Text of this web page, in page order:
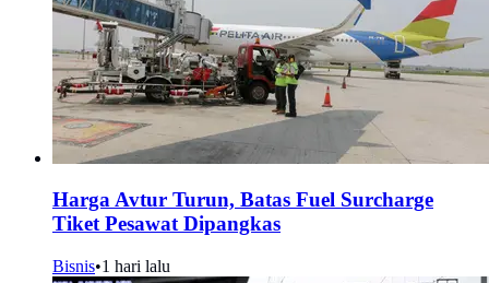
Harga Avtur Turun, Batas Fuel Surcharge
Tiket Pesawat Dipangkas
Bisnis•1 hari lalu